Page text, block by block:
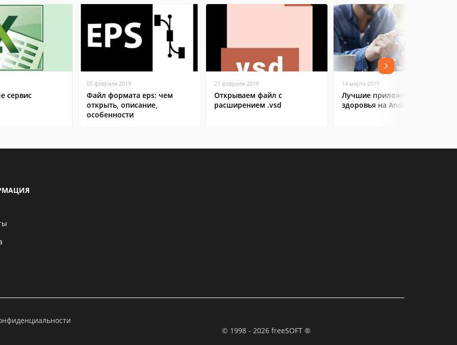
сервис
05 февраля 2019
Файл формата eps: чем
открыть, описание,
особенности
21 февраля 2019
Открываем файл с
расширением .vsd
14 марта 2019
Лучшие приложения для
здоровья на Android
© 1998 - 2026 freeSOFT ®